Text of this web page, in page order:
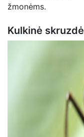
žmonėms.
Kulkinė skruzdė